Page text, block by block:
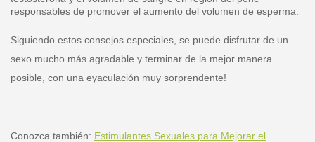
responsables de promover el aumento del volumen de esperma.
Siguiendo estos consejos especiales, se puede disfrutar de un
sexo mucho más agradable y terminar de la mejor manera
posible, con una eyaculación muy sorprendente!
Conozca también: Estimulantes Sexuales para Mejorar el